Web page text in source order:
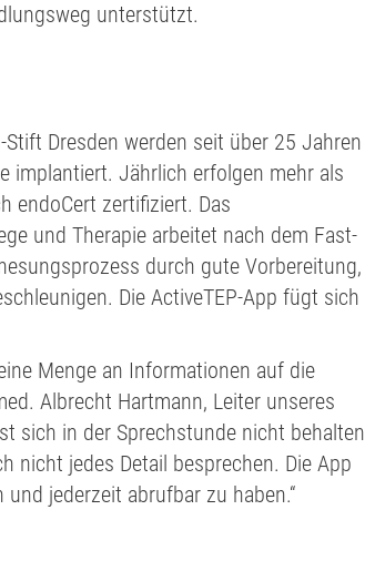
unterstützt.
Stift Dresden werden seit über 25 Jahren
implantiert. Jährlich erfolgen mehr als
endoCert zertifiziert. Das
und Therapie arbeitet nach dem Fast-
durch gute Vorbereitung,
Die ActiveTEP-App fügt sich
Menge an Informationen auf die
Albrecht Hartmann, Leiter unseres
sich in der Sprechstunde nicht behalten
nicht jedes Detail besprechen. Die App
jederzeit abrufbar zu haben.“